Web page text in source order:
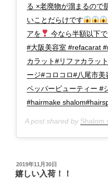
る ×老廃物が溜まるので
いことだらけです
アを
今なら半額以下
#大阪美容室 #refacarat
カラット#リファカラッ
ージ#コロコロ#八尾市
ペッパービューティー #
#hairmake
A post shared by Shalom
投
稿
日:
2019年11月30日
嬉しい入荷！！